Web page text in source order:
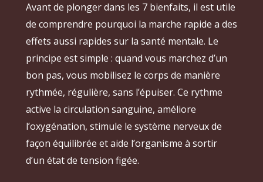
Avant de plonger dans les 7 bienfaits, il est utile
de comprendre pourquoi la marche rapide a des
effets aussi rapides sur la santé mentale. Le
principe est simple : quand vous marchez d’un
bon pas, vous mobilisez le corps de manière
rythmée, régulière, sans l’épuiser. Ce rythme
active la circulation sanguine, améliore
l’oxygénation, stimule le système nerveux de
façon équilibrée et aide l’organisme à sortir
d’un état de tension figée.